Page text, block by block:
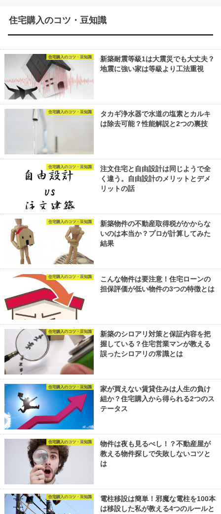
住宅購入のコツ・豆知識
住宅購入のコツ・豆知識
新築耐震等級1は大震災でも大丈夫？
地震に強い家は等級より工法重視
住宅購入のコツ・豆知識
タカギ浄水器で水道の塩素とカルキ
は除去可能？性能解説と2つの裏技
住宅購入のコツ・豆知識
注文住宅と自由設計は同じようで全
く違う。自由設計のメリットとデメ
リットの話
住宅購入のコツ・豆知識
新築物件の不動産取得税がかからな
いのは本当か？プロが計算してみた
結果
住宅購入のコツ・豆知識
こんな物件は要注意！住宅ローンの
担保評価が低い物件の3つの特徴とは
住宅購入のコツ・豆知識
新築のシロアリ対策と保証内容を把
握している？住宅営業マンが教える
誤ったシロアリの常識とは
住宅購入のコツ・豆知識
家が買えない賃貸住みは人生の負け
組か？住宅購入から得られる2つのス
テータス
住宅購入のコツ・豆知識
物件は夜も見るべし！？不動産屋が
教える物件探しで失敗しないコツと
は
住宅購入のコツ・豆知識
電柱移設は簡単！邪魔な電柱を100本
は移設した私が教える4つのルールと